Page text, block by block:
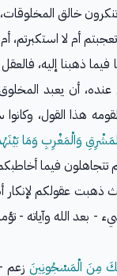
تنكرون خالق
تعجبتم أم لا استكبرتم،
ذهبنا إليه،
عنده، أن يعبد
هذا القول،
وَالْمَغْرِبِ وَمَا
فيما أخاطبكم
ذهبت عقولكم
بعد الله وآياته -
مِنَ الْمَسْجُونِينَ زعم